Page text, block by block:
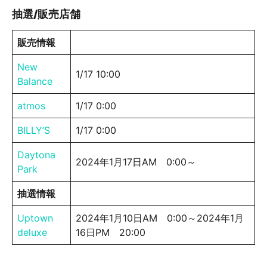
抽選/販売店舗
販売情報
New
Balance
1/17 10:00
atmos 1/17 0:00
BILLY’S 1/17 0:00
Daytona
Park
2024年1月17日AM 0:00～
抽選情報
Uptown
deluxe
2024年1月10日AM 0:00～2024年1月
16日PM 20:00